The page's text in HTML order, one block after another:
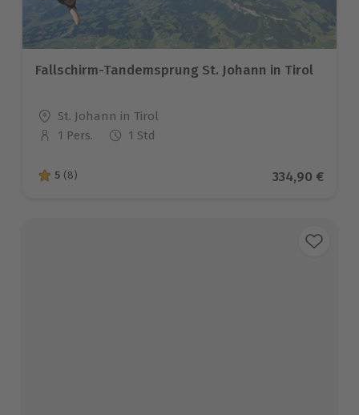
Fallschirm-Tandemsprung St. Johann in Tirol
Standort
St. Johann in Tirol
Anzahl der Teilnehmer
1 Pers. 1 Std
5 von 5 Sternen basierend auf 8 Bewertungen
5 (8) Aktueller
334,90 €